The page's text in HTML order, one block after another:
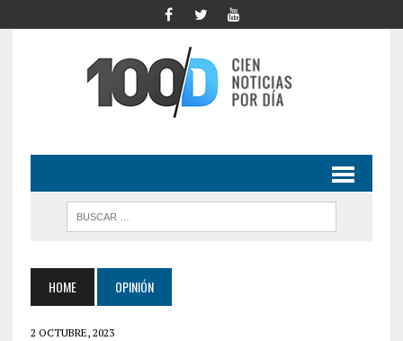
HOME OPINIÓN
2 OCTUBRE, 2023